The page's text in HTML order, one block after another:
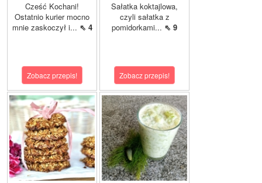
Cześć Kochani!
Ostatnio kurier mocno
mnie zaskoczył i... ⇖ 4
Zobacz przepis!
Sałatka koktajlowa,
czyli sałatka z
pomidorkami... ⇖ 9
Zobacz przepis!